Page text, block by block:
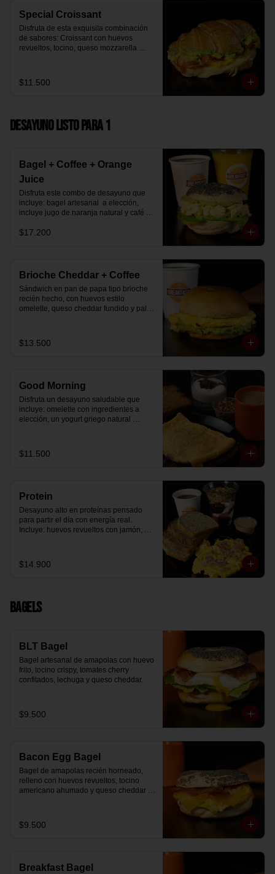
Special Croissant
Disfruta de esta exquisita combinación
de sabores: Croissant con huevos
revueltos, tocino, queso mozzarella
$11.500
Desayuno Listo para 1
Bagel + Coffee + Orange
Juice
Disfruta este combo de desayuno que
incluye: bagel artesanal  a elección,
incluye jugo de naranja natural y café o
$17.200
Brioche Cheddar + Coffee
Sándwich en pan de papa tipo brioche
recién hecho, con huevos estilo
omelette, queso cheddar fundido y palta,
Se envía en bolsa delivery.
$13.500
Good Morning
Disfruta un desayuno saludable que
incluye: omelette con ingredientes a
elección, un yogurt griego natural
Breakfast y granola (endulzada con
miel), más un café o té a elección y un
$11.500
Protein
Desayuno alto en proteínas pensado
para partir el día con energía real.
Incluye: huevos revueltos con jamón,
mermelada de arándanos y granola
receta exclusiva The Breakfast, porción
$14.900
Bagels
BLT Bagel
Bagel artesanal de amapolas con huevo
frito, tocino crispy, tomates cherry
confitados, lechuga y queso cheddar.
$9.500
Bacon Egg Bagel
Bagel de amapolas recién horneado,
relleno con huevos revueltos, tocino
americano ahumado y queso cheddar
$9.500
Breakfast Bagel